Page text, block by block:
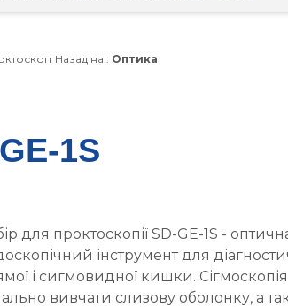
Назад на : Оптика
1S
для проктоскопії SD-GE-1S -
інструмент для
і сигмовидної кишки.
вивчати слизову оболонку, а